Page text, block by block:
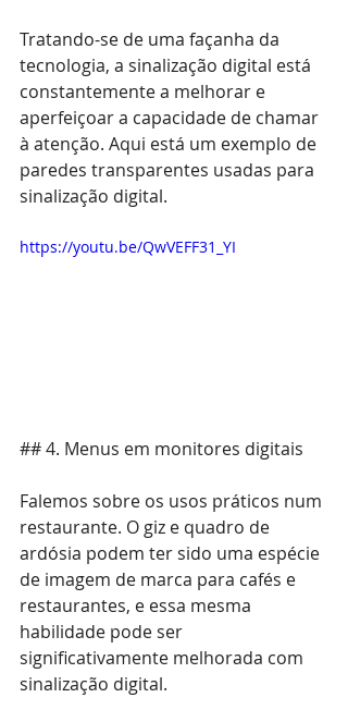
Tratando-se de uma façanha da
tecnologia, a sinalização digital está
constantemente a melhorar e
aperfeiçoar a capacidade de chamar
à atenção. Aqui está um exemplo de
paredes transparentes usadas para
sinalização digital.
https://youtu.be/QwVEFF31_YI
## 4. Menus em monitores digitais
Falemos sobre os usos práticos num
restaurante. O giz e quadro de
ardósia podem ter sido uma espécie
de imagem de marca para cafés e
restaurantes, e essa mesma
habilidade pode ser
significativamente melhorada com
sinalização digital.